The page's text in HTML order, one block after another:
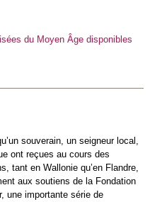
du Moyen Âge disponibles
souverain, un seigneur local,
ont reçues au cours des
tant en Wallonie qu’en Flandre,
aux soutiens de la Fondation
une importante série de